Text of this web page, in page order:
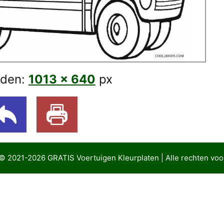
1013 × 640 px
2021-2026 GRATIS Voertuigen Kleurplaten | Alle rechten